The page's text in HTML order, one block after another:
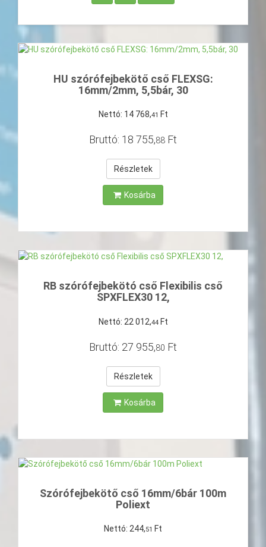
HU szórófejbekötő cső FLEXSG:
16mm/2mm, 5,5bár, 30
Nettó: 14 768,41 Ft
Bruttó: 18 755,88 Ft
Részletek
Kosárba
RB szórófejbekötó cső Flexibilis cső
SPXFLEX30 12,
Nettó: 22 012,44 Ft
Bruttó: 27 955,80 Ft
Részletek
Kosárba
Szórófejbekötő cső 16mm/6bár 100m
Poliext
Nettó: 244,51 Ft